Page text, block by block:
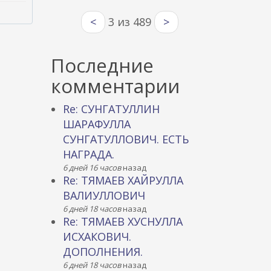
< 3 из 489 >
Последние
комментарии
Re: СУНГАТУЛЛИН
ШАРАФУЛЛА
СУНГАТУЛЛОВИЧ. ЕСТЬ
НАГРАДА.
6 дней 16 часовназад
Re: ТЯМАЕВ ХАЙРУЛЛА
ВАЛИУЛЛОВИЧ
6 дней 18 часовназад
Re: ТЯМАЕВ ХУСНУЛЛА
ИСХАКОВИЧ.
ДОПОЛНЕНИЯ.
6 дней 18 часовназад